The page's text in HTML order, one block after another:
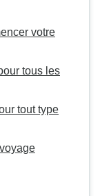
votre
tous les
tout type